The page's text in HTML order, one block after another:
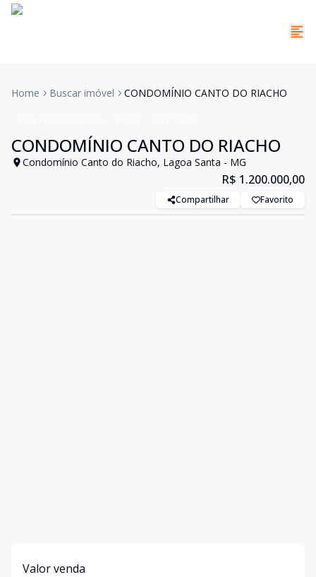
Home Buscar imóvel CONDOMÍNIO CANTO DO RIACHO
CONDOMÍNIO CANTO DO RIACHO
Condomínio Canto do Riacho, Lagoa Santa - MG
R$ 1.200.000,00
Compartilhar Favorito
Valor venda